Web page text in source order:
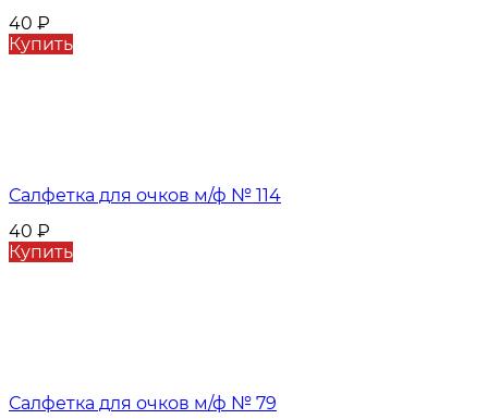
40 ₽
Купить
Салфетка для очков м/ф № 114
40 ₽
Купить
Салфетка для очков м/ф № 79